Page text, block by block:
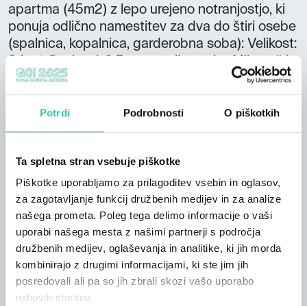
Potrdi Podrobnosti O piškotkih
Ta spletna stran vsebuje piškotke
Piškotke uporabljamo za prilagoditev vsebin in oglasov,
za zagotavljanje funkcij družbenih medijev in za analize
našega prometa. Poleg tega delimo informacije o vaši
uporabi našega mesta z našimi partnerji s področja
družbenih medijev, oglaševanja in analitike, ki jih morda
kombinirajo z drugimi informacijami, ki ste jim jih
posredovali ali pa so jih zbrali skozi vašo uporabo
njihovih storitev.
apartma (45m2) z lepo urejeno notranjostjo, ki
ponuja odlično namestitev za dva do štiri osebe
(spalnica, kopalnica, garderobna soba): Velikost:
24 m² Osebe: 1-6 Dvoposteljna soba Mija, tuš in
kad, WC, terasa Velikost: 24 m²: 1 - 2 APP: 5
app. (3+2, 2+1, 2+1, 2+2, 2+2) Postelje: 11+8
PONUDBA: nova, udobna, sodobno opremljena
app., klimatska naprava, brezžični internet,
pomivalni stroj, toaster, pečica, keramična
plošča, plazma TV, zasebni vhod, veliko
parkirišče, shramba za kolesa, velik vrt z
zunanjim masažnim bazenom, žar, gastronomski
prostor LOKACIJA: na obrobju Kobarida,
odlično izhodišče za vse vrste dejavnosti